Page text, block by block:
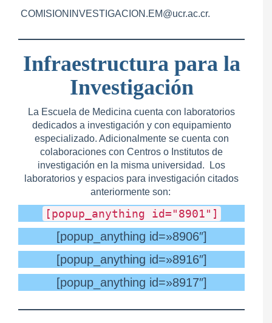
COMISIONINVESTIGACION.EM@ucr.ac.cr.
Infraestructura para la
Investigación
La Escuela de Medicina cuenta con laboratorios
dedicados a investigación y con equipamiento
especializado. Adicionalmente se cuenta con
colaboraciones con Centros o Institutos de
investigación en la misma universidad. Los
laboratorios y espacios para investigación citados
anteriormente son:
[popup_anything id="8901"]
[popup_anything id=»8906″]
[popup_anything id=»8916″]
[popup_anything id=»8917″]